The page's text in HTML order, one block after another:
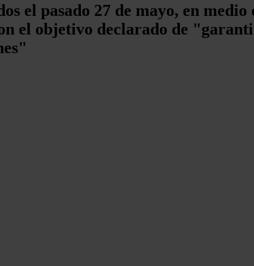
el pasado 27 de mayo, en
el objetivo declarado de